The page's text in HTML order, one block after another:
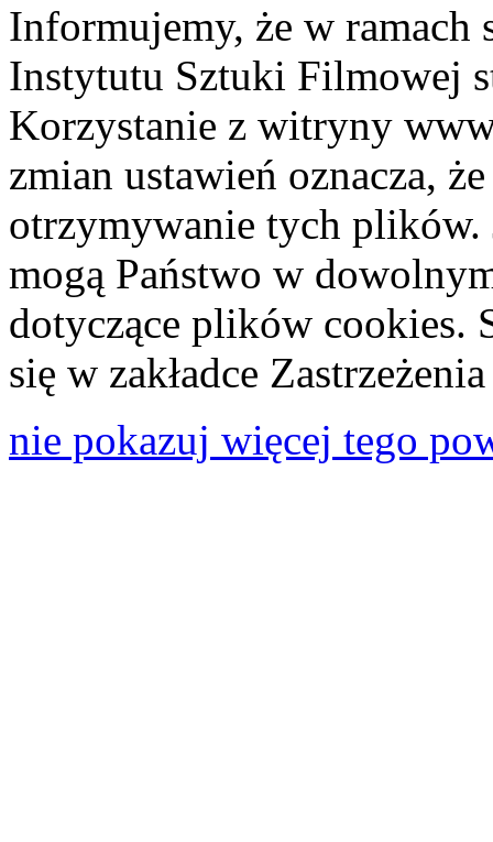
Informujemy, że w ramach
Instytutu Sztuki Filmowej
Korzystanie z witryny
zmian ustawień oznacza,
otrzymywanie tych plików.
mogą Państwo w
dotyczące plików cookies.
się w zakładce
nie pokazuj więcej tego